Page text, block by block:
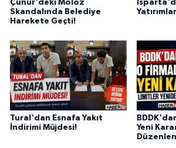
Çünür'deki Moloz
Skandalında Belediye
Harekete Geçti!
Tural'dan Esnafa Yakıt
İndirimi Müjdesi!
Yeni